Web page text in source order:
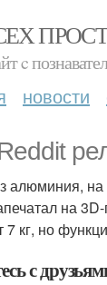
c
новости
алюминия,
на
7 кг, но
с